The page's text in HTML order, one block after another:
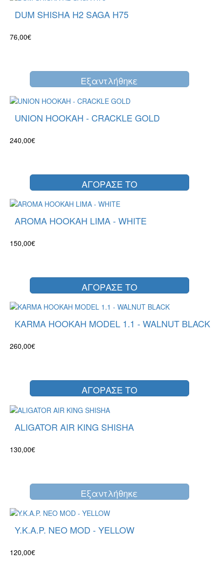
DUM SHISHA H2 SAGA H75
76,00€
Eξαντλήθηκε
UNION HOOKAH - CRACKLE GOLD
240,00€
ΑΓΟΡΑΣΕ ΤΟ
AROMA HOOKAH LIMA - WHITE
150,00€
ΑΓΟΡΑΣΕ ΤΟ
KARMA HOOKAH MODEL 1.1 - WALNUT BLACK
260,00€
ΑΓΟΡΑΣΕ ΤΟ
ALIGATOR AIR KING SHISHA
130,00€
Eξαντλήθηκε
Y.K.A.P. NEO MOD - YELLOW
120,00€